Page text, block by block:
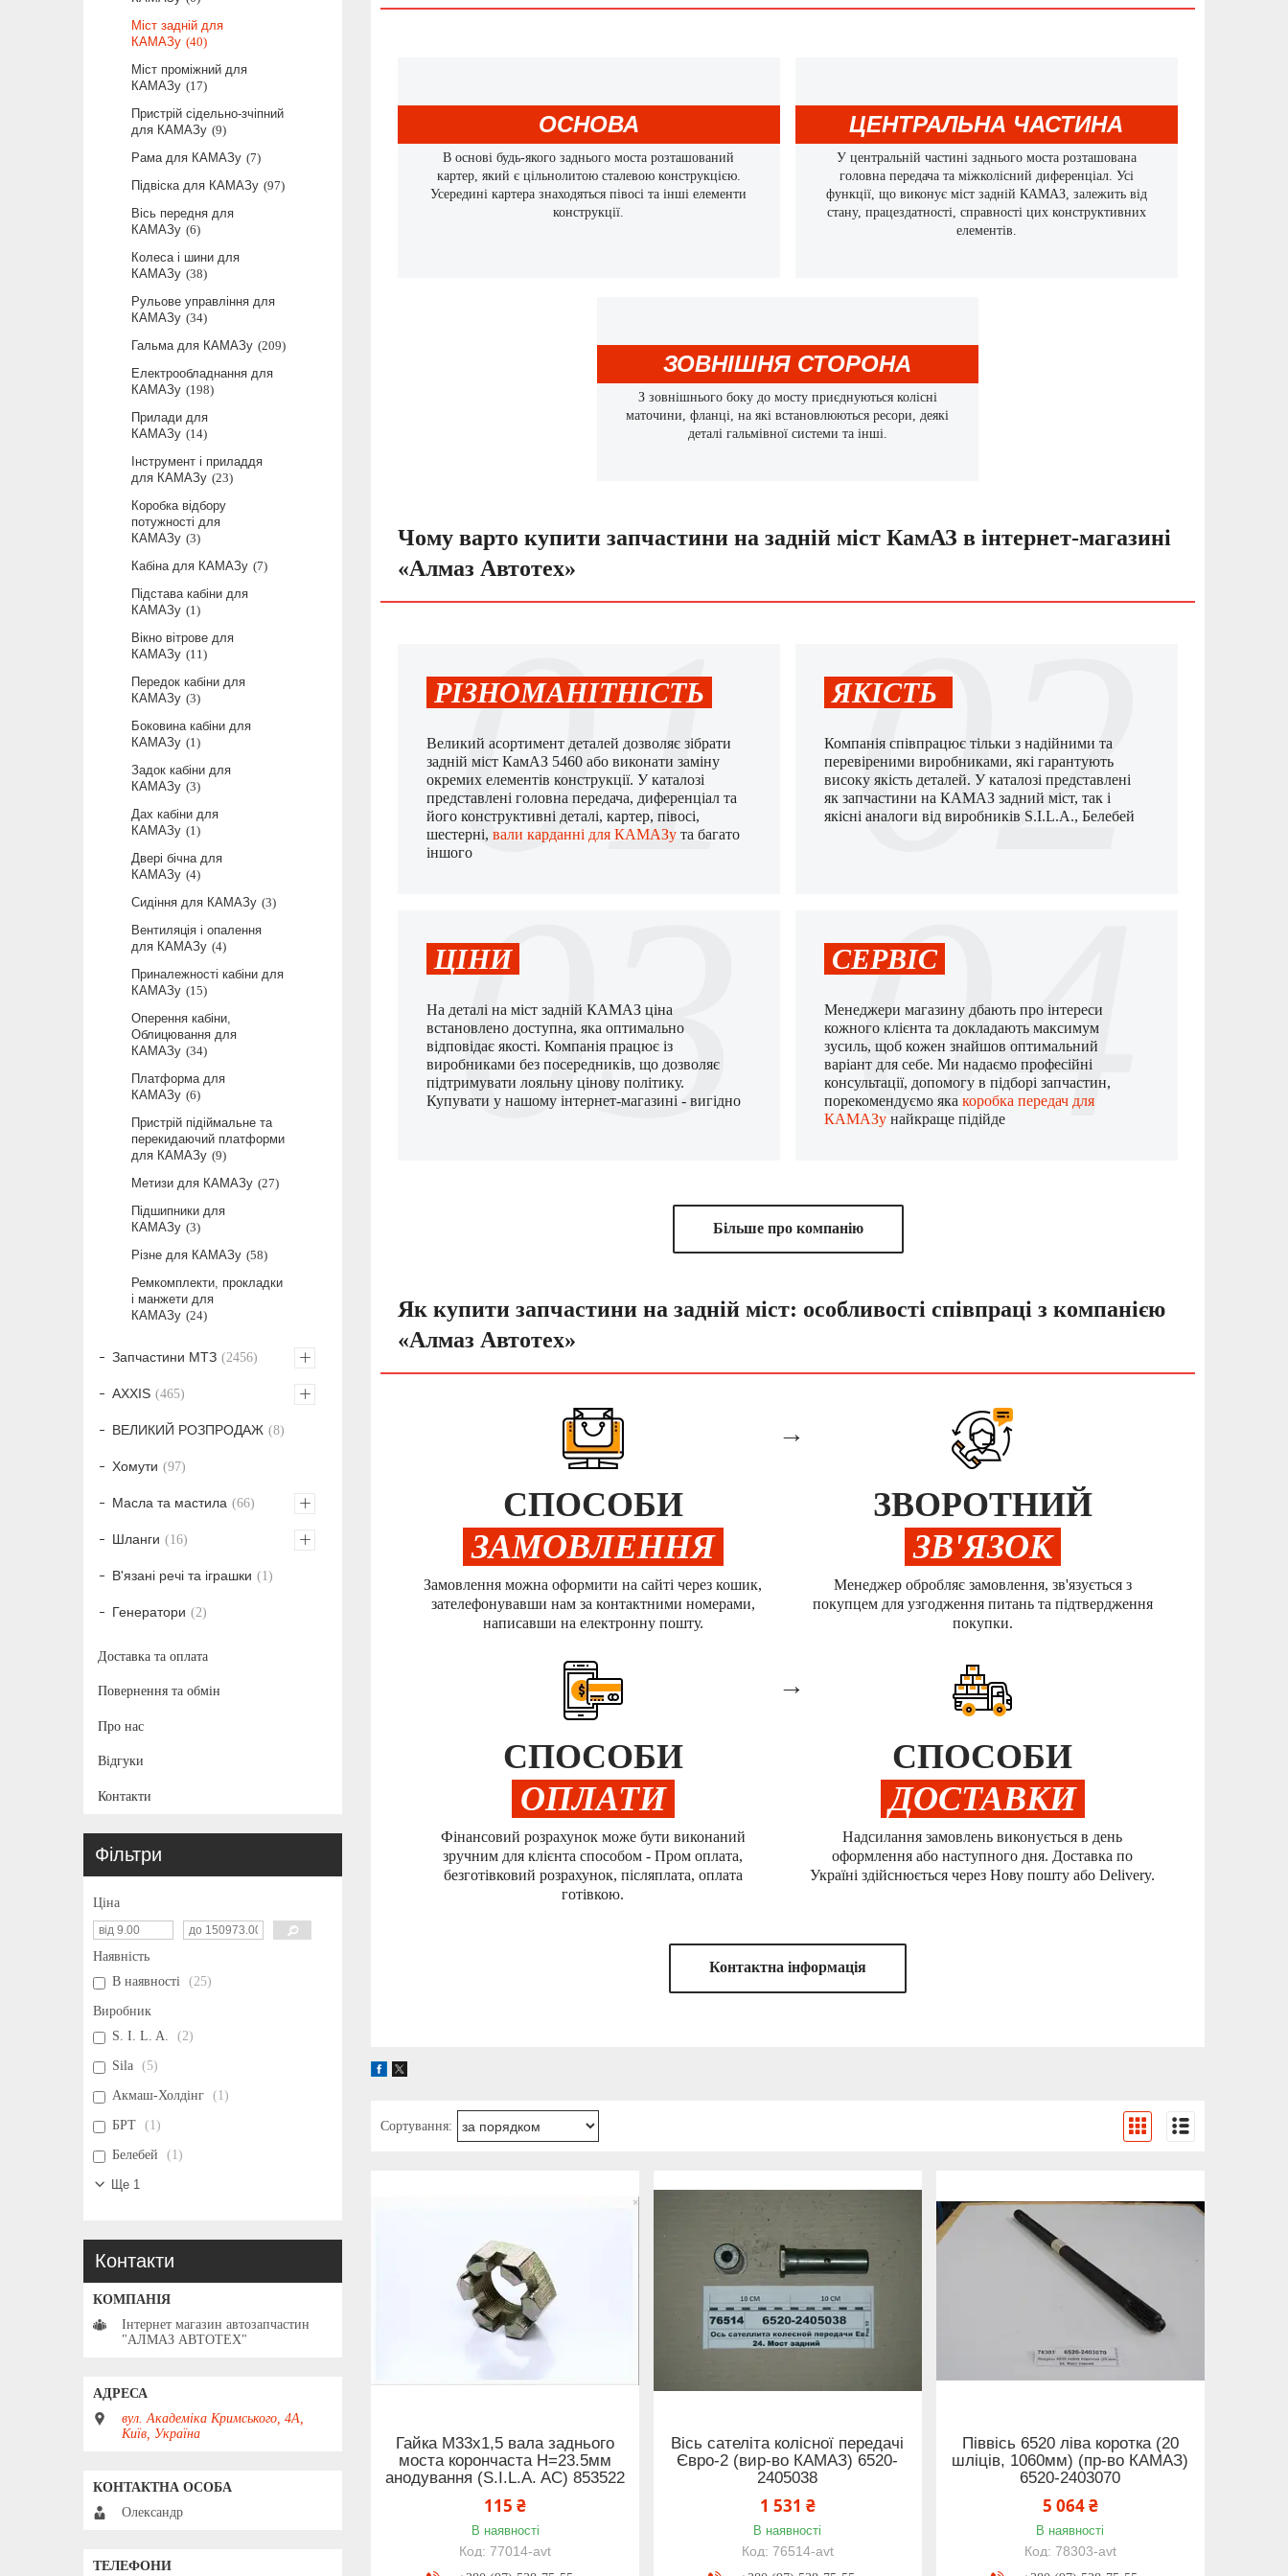
ОСНОВА
В основі будь-якого заднього моста розташований
картер, який є цільнолитою сталевою конструкцією.
Усередині картера знаходяться півосі та інші елементи
конструкції.
ЦЕНТРАЛЬНА ЧАСТИНА
У центральній частині заднього моста розташована
головна передача та міжколісний диференціал. Усі
функції, що виконує міст задній КАМАЗ, залежить від
стану, працездатності, справності цих конструктивних
елементів.
ЗОВНІШНЯ СТОРОНА
З зовнішнього боку до мосту приєднуються колісні
маточини, фланці, на які встановлюються ресори, деякі
деталі гальмівної системи та інші.
Чому варто купити запчастини на задній міст КамАЗ в інтернет-магазині
«Алмаз Автотех»
01
РІЗНОМАНІТНІСТЬ
Великий асортимент деталей дозволяє зібрати
задній міст КамАЗ 5460 або виконати заміну
окремих елементів конструкції. У каталозі
представлені головна передача, диференціал та
його конструктивні деталі, картер, півосі,
шестерні,вали карданні для КАМАЗу та багато
іншого
02
ЯКІСТЬ
Компанія співпрацює тільки з надійними та
перевіреними виробниками, які гарантують
високу якість деталей. У каталозі представлені
як запчастини на КАМАЗ задний міст, так і
якісні аналоги від виробників S.I.L.A., Белебей
03
ЦІНИ
На деталі на міст задній КАМАЗ ціна
встановлено доступна, яка оптимально
відповідає якості. Компанія працює із
виробниками без посередників, що дозволяє
підтримувати лояльну цінову політику.
Купувати у нашому інтернет-магазині - вигідно
04
СЕРВІС
Менеджери магазину дбають про інтереси
кожного клієнта та докладають максимум
зусиль, щоб кожен знайшов оптимальний
варіант для себе. Ми надаємо професійні
консультації, допомогу в підборі запчастин,
порекомендуємо якакоробка передач для
КАМАЗу найкраще підійде
Бiльше про компанiю
Як купити запчастини на задній міст: особливості співпраці з компанією
«Алмаз Автотех»
СПОСОБИ
ЗАМОВЛЕННЯ
Замовлення можна оформити на сайті через кошик,
зателефонувавши нам за контактними номерами,
написавши на електронну пошту.
→
ЗВОРОТНИЙ
ЗВ'ЯЗОК
Менеджер обробляє замовлення, зв'язується з
покупцем для узгодження питань та підтвердження
покупки.
СПОСОБИ
ОПЛАТИ
Фінансовий розрахунок може бути виконаний
зручним для клієнта способом - Пром оплата,
безготівковий розрахунок, післяплата, оплата
готівкою.
→
СПОСОБИ
ДОСТАВКИ
Надсилання замовлень виконується в день
оформлення або наступного дня. Доставка по
Україні здійснюється через Нову пошту або Delivery.
Контактна iнформацiя
Гайка М33х1,5 вала заднього
моста корончаста H=23.5мм
анодування (S.I.L.A. AC) 853522
115 ₴
В наявності
77014-avt
Вісь сателіта колісної передачі
Євро-2 (вир-во КАМАЗ) 6520-
2405038
1 531 ₴
В наявності
76514-avt
Піввісь 6520 ліва коротка (20
шліців, 1060мм) (пр-во КАМАЗ)
6520-2403070
5 064 ₴
В наявності
78303-avt
Міст задній для
КАМАЗу 40
Міст проміжний для
КАМАЗу
17
Пристрій сідельно-зчіпний
для КАМАЗу 9
Рама для КАМАЗу 7
Підвіска для КАМАЗу 97
Вісь передня для
КАМАЗу 6
Колеса і шини для
КАМАЗу 38
Рульове управління для
КАМАЗу 34
Гальма для КАМАЗу 209
Електрообладнання для
КАМАЗу
198
Прилади для
КАМАЗу
14
Інструмент і приладдя
для КАМАЗу 23
Коробка відбору
потужності для
КАМАЗу 3
Кабіна для КАМАЗу 7
Підстава кабіни для
КАМАЗу
1
Вікно вітрове для
КАМАЗу
11
Передок кабіни для
КАМАЗу 3
Боковина кабіни для
КАМАЗу
1
Задок кабіни для
КАМАЗу 3
Дах кабіни для
КАМАЗу
1
Двері бічна для
КАМАЗу 4
Сидіння для КАМАЗу 3
Вентиляція і опалення
для КАМАЗу 4
Приналежності кабіни для
КАМАЗу
15
Оперення кабіни,
Облицювання для
КАМАЗу 34
Платформа для
КАМАЗу 6
Пристрій підіймальне та
перекидаючий платформи
для КАМАЗу 9
Метизи для КАМАЗу 27
Підшипники для
КАМАЗу 3
Різне для КАМАЗу 58
Ремкомплекти, прокладки
і манжети для
КАМАЗу 24
Запчастини МТЗ 2456
AXXIS 465
ВЕЛИКИЙ РОЗПРОДАЖ 8
Хомути 97
Масла та мастила 66
Шланги 16
В'язані речі та іграшки 1
Генератори 2
Доставка та оплата
Повернення та обмін
Про нас
Відгуки
Контакти
Фільтри
Ціна
Наявність
В наявності
25
Виробник
S. I. L. A.
2
Sila 5
Акмаш-Холдінг 1
БРТ 1
Белебей 1
Ще 1
Контакти
Інтернет магазин автозапчастин
"АЛМАЗ АВТОТЕХ"
вул. Академіка Кримського, 4А,
Київ, Україна
Олександр